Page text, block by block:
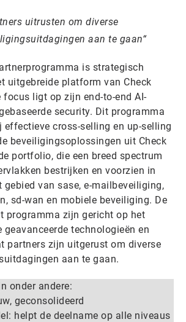
uitrusten om diverse
aan te gaan
is strategisch
uitgebreide platform van Check
focus ligt op zijn end-to-end AI-
security. Dit programma
effectieve cross-selling en up-selling
beveiligingsoplossingen uit Check
portfolio, die een breed spectrum
bestrijken en voorzien in
gebied van sase, e-mailbeveiliging,
sd-wan en mobiele beveiliging. De
programma zijn gericht op het
geavanceerde technologieën en
partners zijn uitgerust om diverse
aan te gaan.
onder andere:
helpt de deelname op alle niveaus